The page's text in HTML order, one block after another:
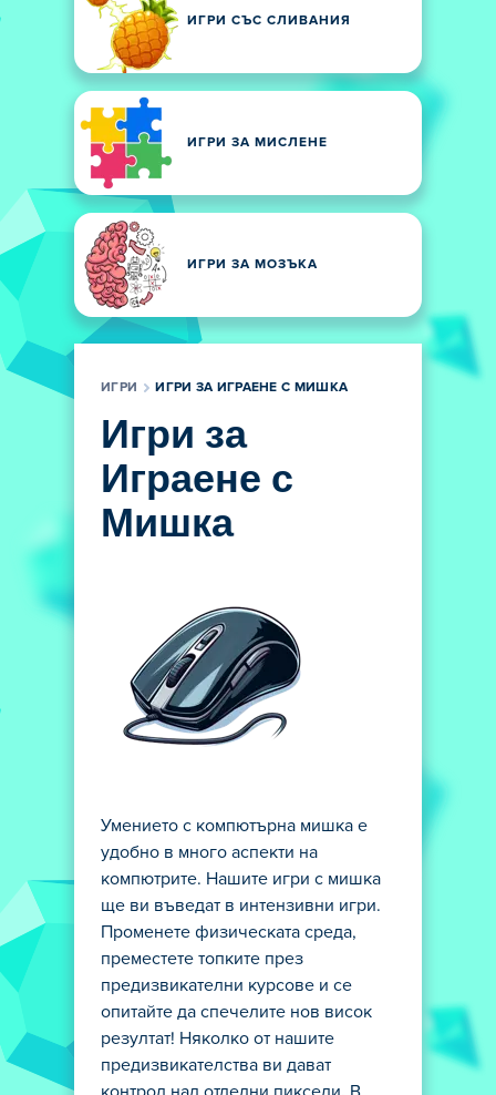
ИГРИ СЪС СЛИВАНИЯ
ИГРИ ЗА МИСЛЕНЕ
ИГРИ ЗА МОЗЪКА
ИГРИ ИГРИ ЗА ИГРАЕНЕ С МИШКА
Игри за
Играене с
Мишка
Умението с компютърна мишка е
удобно в много аспекти на
компютрите. Нашите игри с мишка
ще ви въведат в интензивни игри.
Променете физическата среда,
преместете топките през
предизвикателни курсове и се
опитайте да спечелите нов висок
резултат! Няколко от нашите
предизвикателства ви дават